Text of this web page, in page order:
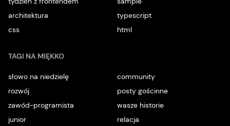
architektura
typescript
css
html
TAGI NA MIĘKKO
słowo na niedzielę
community
rozwój
posty gościnne
zawód-programista
wasze historie
junior
relacja